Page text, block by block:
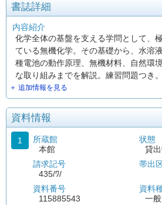
書誌詳細
内容紹介
化学全体の基盤を支える学問として、
ている無機化学。その基礎から、水溶
種電池の動作原理、無機材料、自然環
な取り組みまでを解説。練習問題つき。
＋ 追加情報を見る
資料情報
1
所蔵館
本館
請求記号
435/ﾜ/
資料番号
115885543
状態
貸
帯出
資料
一般